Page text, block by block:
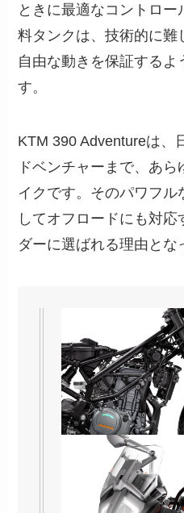
ときに最適なコントロ
料タンクは、技術的に難
自由な動きを保証するよ
す。
KTM 390 Adventureは、
ドベンチャーまで、あ
イクです。そのパワフ
してオフロードにも対
ダーに選ばれる理由とな